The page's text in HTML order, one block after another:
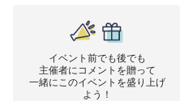
イベント前でも後でも
主催者にコメントを贈って
一緒にこのイベントを盛り上げ
よう！